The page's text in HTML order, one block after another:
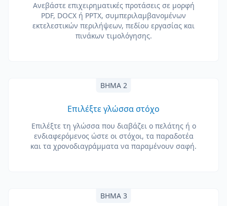
Ανεβάστε επιχειρηματικές προτάσεις σε μορφή
PDF, DOCX ή PPTX, συμπεριλαμβανομένων
εκτελεστικών περιλήψεων, πεδίου εργασίας και
πινάκων τιμολόγησης.
ΒΉΜΑ 2
Επιλέξτε γλώσσα στόχο
Επιλέξτε τη γλώσσα που διαβάζει ο πελάτης ή ο
ενδιαφερόμενος ώστε οι στόχοι, τα παραδοτέα
και τα χρονοδιαγράμματα να παραμένουν σαφή.
ΒΉΜΑ 3